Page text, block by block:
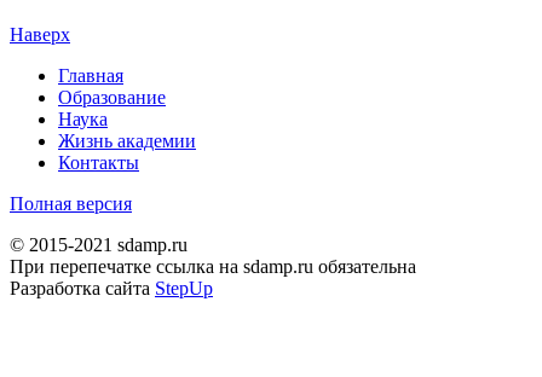
Наверх
Главная
Образование
Наука
Жизнь академии
Контакты
Полная версия
© 2015-2021 sdamp.ru
При перепечатке ссылка на sdamp.ru обязательна
Разработка сайта StepUp